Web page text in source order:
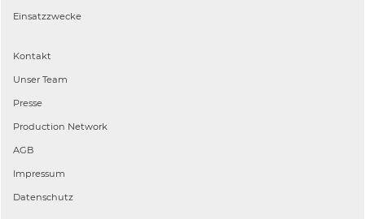
Einsatzzwecke
Kontakt
Unser Team
Presse
Production Network
AGB
Impressum
Datenschutz